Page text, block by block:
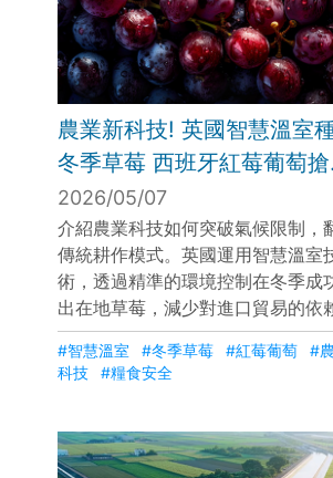
農業新科技! 英國智慧溫室
冬季草莓 西班牙紅莓葡萄搶
｜FOCUS午間新聞
2026/05/07
介紹農業科技如何突破氣候限制，
傳統耕作模式。英國運用智慧溫室
術，透過精準的環境控制在冬季成
出在地草莓，減少對進口貿易的依
降低碳足跡。西班牙則透過自然育
術，研發出融合紅莓風味且具備高
化營養價值的「紅莓葡萄」。這些
業在確保糧食安全與推動永續轉型
關鍵角色。
#智慧溫室 #冬季草莓 #紅莓葡萄
#
科技
#糧食安全